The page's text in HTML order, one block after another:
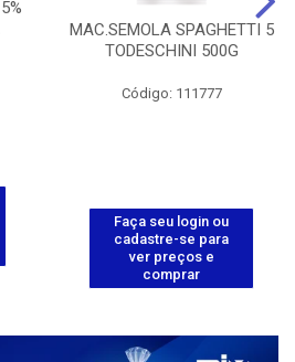
MAC.SEMOLA SPAGHETTI 5
TODESCHINI 500G
Código: 111777
Faça seu login ou
cadastre-se para
ver preços e
comprar